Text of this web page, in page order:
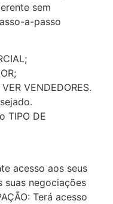
sem
a-passo
VENDEDORES.
TIPO DE
acesso aos seus
suas negociações
Terá acesso